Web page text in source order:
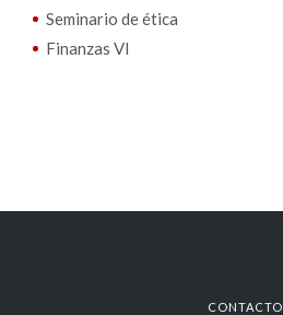
Seminario de ética
Finanzas VI
CONTACTO